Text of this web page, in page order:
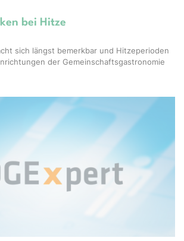
bei Hitze
sich längst bemerkbar und Hitzeperioden
der Gemeinschaftsgastronomie